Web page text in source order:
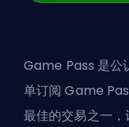
Game Pass 是公
单订阅 Game
最佳的交易之一